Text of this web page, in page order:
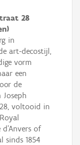
28
in
art-decostijl,
vorm
een
de
voltooid in
of
sinds 1854